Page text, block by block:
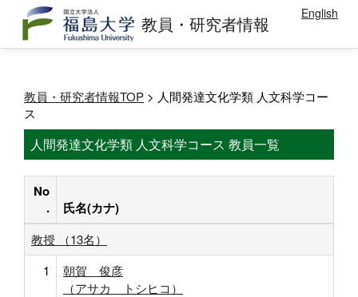
教員・研究者情報 English
教員・研究者情報TOP > 人間発達文化学類 人文科学コー
ス
人間発達文化学類 人文科学コース 教員一覧
No
.
氏名(カナ)
教授 （13名）
1
朝賀 俊彦
（アサカ トシヒコ）